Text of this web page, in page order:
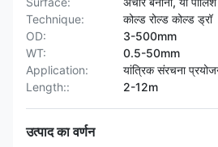
Technique:
कोल्ड रोल्ड कोल्ड ड्रॉ
OD:
3-500mm
WT:
0.5-50mm
Application:
यांत्रिक संरचना
Length::
2-12m
उत्पाद का वर्णन